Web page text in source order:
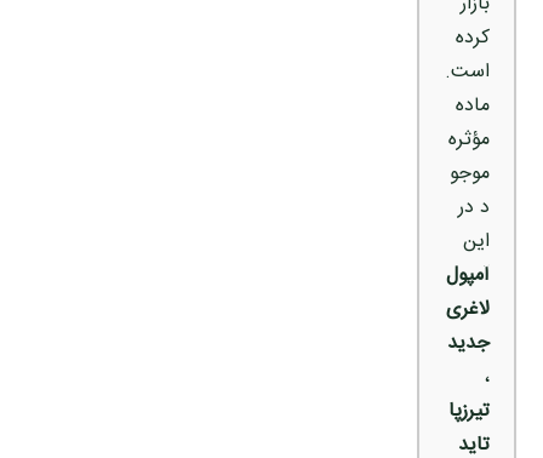
کرده
است.
ماده
مؤثره
موجو
د در
این
آمپول
لاغری
جدید
،
تیرزپا
تاید